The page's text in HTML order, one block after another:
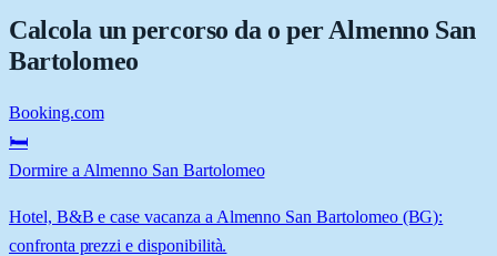
Calcola un percorso da o perAlmenno San
Bartolomeo
Booking.com
🛏️
Dormire a Almenno San Bartolomeo
Hotel, B&B e case vacanza a Almenno San Bartolomeo (BG):
confronta prezzi e disponibilità.